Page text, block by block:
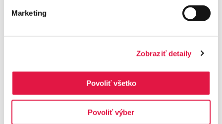
Marketing
Zobraziť detaily
Povoliť všetko
Povoliť výber
Dodelite transakciji sklic. Kupci bodo tako računlahko
plačali s kartico neposredno preko terminala
. Ni